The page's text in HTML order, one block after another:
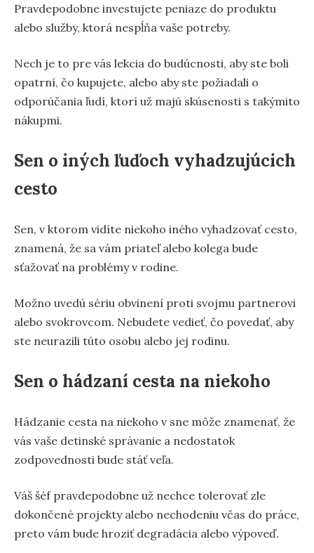
Pravdepodobne investujete peniaze do produktu
alebo služby, ktorá nespĺňa vaše potreby.
Nech je to pre vás lekcia do budúcnosti, aby ste boli
opatrní, čo kupujete, alebo aby ste požiadali o
odporúčania ľudí, ktorí už majú skúsenosti s takýmito
nákupmi.
Sen o iných ľuďoch vyhadzujúcich
cesto
Sen, v ktorom vidíte niekoho iného vyhadzovať cesto,
znamená, že sa vám priateľ alebo kolega bude
sťažovať na problémy v rodine.
Možno uvedú sériu obvinení proti svojmu partnerovi
alebo svokrovcom. Nebudete vedieť, čo povedať, aby
ste neurazili túto osobu alebo jej rodinu.
Sen o hádzaní cesta na niekoho
Hádzanie cesta na niekoho v sne môže znamenať, že
vás vaše detinské správanie a nedostatok
zodpovednosti bude stáť veľa.
Váš šéf pravdepodobne už nechce tolerovať zle
dokončené projekty alebo nechodeniu včas do práce,
preto vám bude hroziť degradácia alebo výpoveď.